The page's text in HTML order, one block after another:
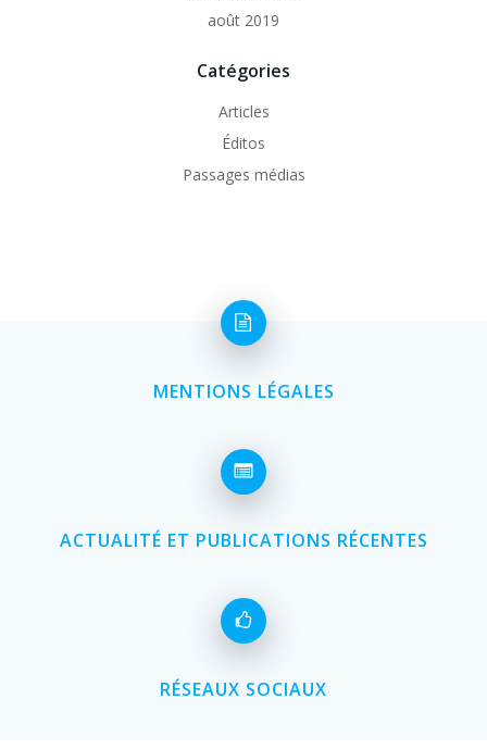
août 2019
Catégories
Articles
Éditos
Passages médias
MENTIONS LÉGALES
ACTUALITÉ ET PUBLICATIONS RÉCENTES
RÉSEAUX SOCIAUX